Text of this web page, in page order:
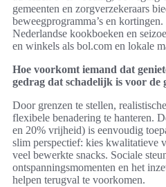
gemeenten en zorgverzekeraars
beweegprogramma’s en
Nederlandse kookboeken en
en winkels als bol.com en lokale
Hoe voorkomt iemand dat
gedrag dat schadelijk is voor de
Door grenzen te stellen,
flexibele benadering te hanteren.
en 20% vrijheid) is eenvoudig
slim perspectief: kies kwalitatieve
veel bewerkte snacks. Sociale
ontspanningsmomenten en het
helpen terugval te voorkomen.